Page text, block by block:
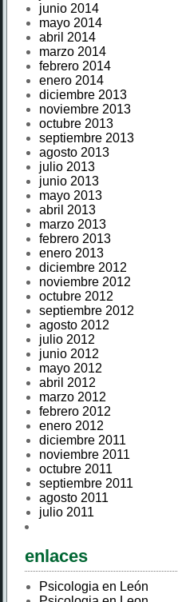
junio 2014
mayo 2014
abril 2014
marzo 2014
febrero 2014
enero 2014
diciembre 2013
noviembre 2013
octubre 2013
septiembre 2013
agosto 2013
julio 2013
junio 2013
mayo 2013
abril 2013
marzo 2013
febrero 2013
enero 2013
diciembre 2012
noviembre 2012
octubre 2012
septiembre 2012
agosto 2012
julio 2012
junio 2012
mayo 2012
abril 2012
marzo 2012
febrero 2012
enero 2012
diciembre 2011
noviembre 2011
octubre 2011
septiembre 2011
agosto 2011
julio 2011
enlaces
Psicologia en León